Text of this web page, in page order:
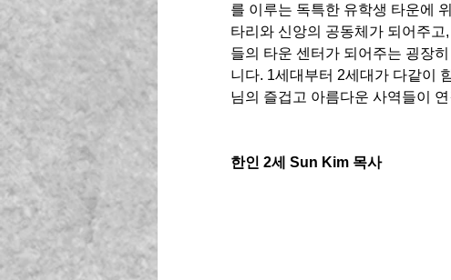
를 이루는 독특한 유학생 타운에
타리와 신앙의 공동체가 되어주고
들의 타운 센터가 되어주는 굉장
니다. 1세대부터 2세대가 다같이
님의 즐겁고 아름다운 사역들이
한인 2세 Sun Kim 목사